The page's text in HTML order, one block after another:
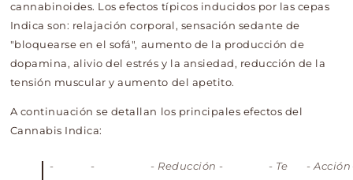
cannabinoides. Los efectos típicos inducidos por las cepas
Indica son: relajación corporal, sensación sedante de
"bloquearse en el sofá", aumento de la producción de
dopamina, alivio del estrés y la ansiedad, reducción de la
tensión muscular y aumento del apetito.
A continuación se detallan los principales efectos del
Cannabis Indica:
-
-
- Reducción -
- Te
- Acción